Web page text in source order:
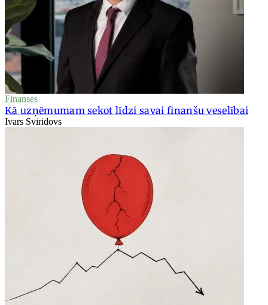
Finanses
Kā uzņēmumam sekot līdzi savai finanšu veselībai
Ivars Sviridovs